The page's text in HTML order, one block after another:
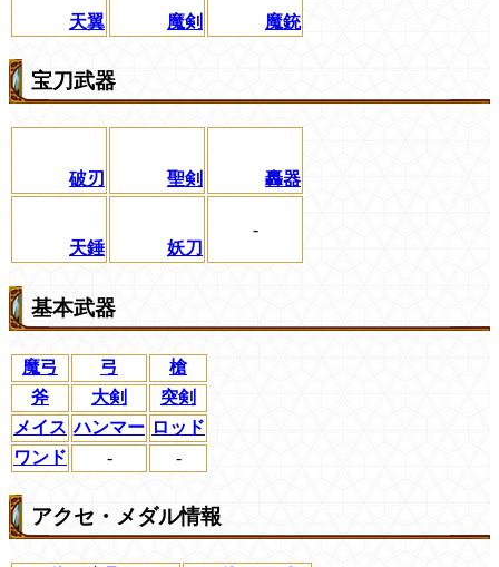
天翼 魔剣 魔銃
宝刀武器
破刃 聖剣 轟器
天錘 妖刀
-
基本武器
魔弓 弓
槍
斧
大剣
突剣
メイス ハンマー ロッド
ワンド
- -
アクセ・メダル情報